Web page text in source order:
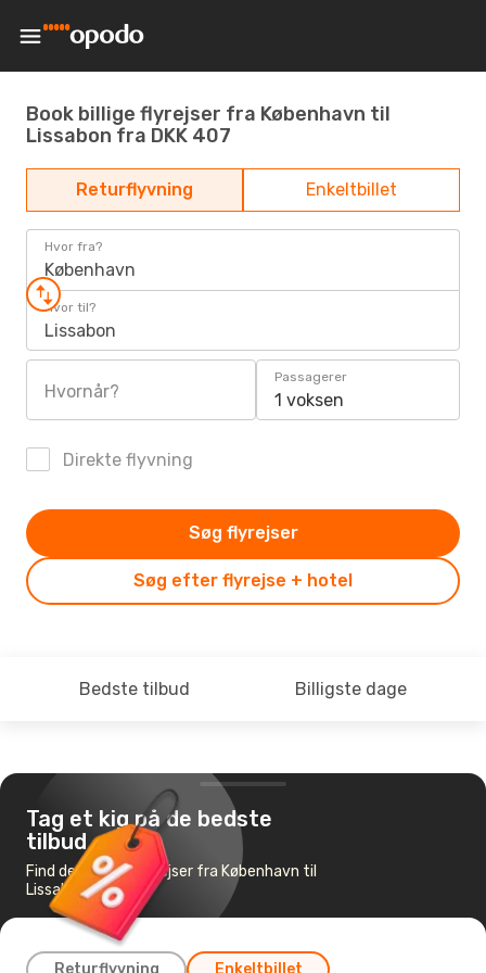
Book billige flyrejser fra København til
Lissabon fra DKK 407
Returflyvning Enkeltbillet
Hvor fra?
København
Hvor til?
Lissabon
Hvornår?
Passagerer
1 voksen
Direkte flyvning
Søg efter flyrejse + hotel
Søg flyrejser
Bedste tilbud Billigste dage
Tag et kig på de bedste
tilbud
Find de billigste flyrejser fra København til
Lissabon
Returflyvning Enkeltbillet